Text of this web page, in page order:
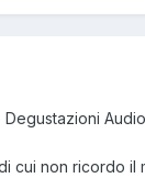
cui non ricordo il